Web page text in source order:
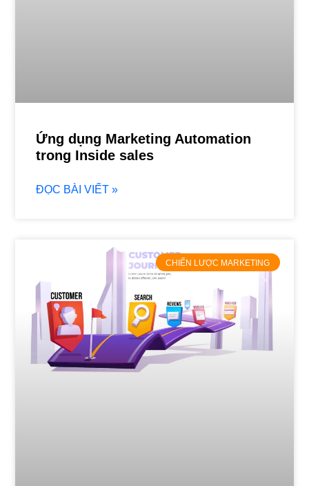
Ứng dụng Marketing Automation
trong Inside sales
ĐỌC BÀI VIẾT »
CHIẾN LƯỢC MARKETING